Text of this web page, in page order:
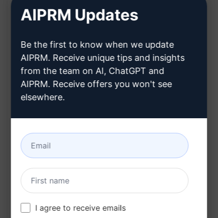
Vermeidet Duplikate bei den generierten
Wörtern
Hilft Dir, relevante Keywords für Deine Suche
zu finden
Vorteile:
Recherche
Bietet eine Vielzahl von Keywords für
genauere Suchergebnisse
AIPRM Updates
Be the first to know when we update
AIPRM. Receive unique tips and insights
from the team on AI, ChatGPT and
AIPRM. Receive offers you won't see
elsewhere.
I agree to receive emails